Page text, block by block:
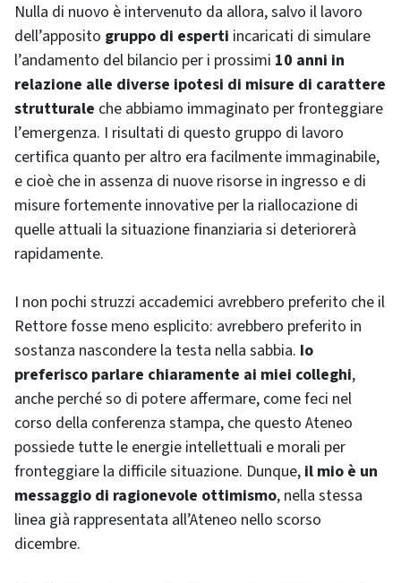
Nulla di nuovo è intervenuto da allora, salvo il lavoro
dell’apposito gruppo di esperti incaricati di simulare
l’andamento del bilancio per i prossimi 10 anni in
relazione alle diverse ipotesi di misure di carattere
strutturale che abbiamo immaginato per fronteggiare
l’emergenza. I risultati di questo gruppo di lavoro
certifica quanto per altro era facilmente immaginabile,
e cioè che in assenza di nuove risorse in ingresso e di
misure fortemente innovative per la riallocazione di
quelle attuali la situazione finanziaria si deteriorerà
rapidamente.
I non pochi struzzi accademici avrebbero preferito che il
Rettore fosse meno esplicito: avrebbero preferito in
sostanza nascondere la testa nella sabbia. Io
preferisco parlare chiaramente ai miei colleghi,
anche perché so di potere affermare, come feci nel
corso della conferenza stampa, che questo Ateneo
possiede tutte le energie intellettuali e morali per
fronteggiare la difficile situazione. Dunque, il mio è un
messaggio di ragionevole ottimismo, nella stessa
linea già rappresentata all’Ateneo nello scorso
dicembre.